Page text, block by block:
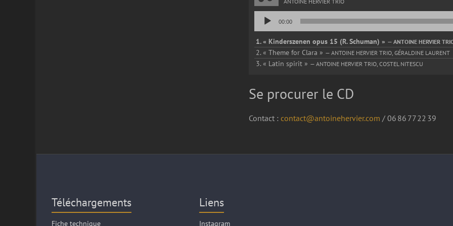
Lecteur
audio
00:00
1.« Kinderszenen opus 15 (R. Schuman) » — ANTOINE HERVIER
2.« Theme for Clara » — ANTOINE HERVIER TRIO, GÉRALDINE LAURENT
3.« Latin spirit » — ANTOINE HERVIER TRIO, COSTEL NITESCU
Se procurer le CD
Contact :contact@antoinehervier.com / 06 86 77 22 39
Téléchargements
Fiche technique
Liens
Instagram